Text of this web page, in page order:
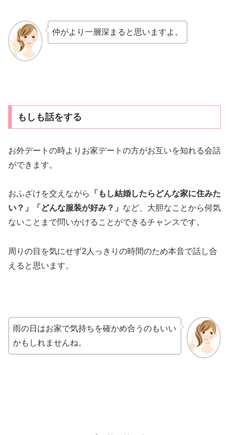
仲がより一層深まると思いますよ。
もしも話をする
お外デートの時よりお家デートの方がお互いを知れる会話
ができます。
おふざけを交えながら
「もし結婚したらどんな家に住みた
い？」「どんな服装が好み？」 など、大胆なことから何気
ないことまで問いかけることができるチャンスです。
周りの目を気にせず2人っきりの時間のため本音で話し合
えると思います。
雨の日はお家で気持ちを確かめ合うのもいい
かもしれませんね。